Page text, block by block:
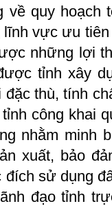
về quy hoạch
lĩnh vực ưu
những lợi
tỉnh xây
đặc thù, tính
công khai
nhằm minh
xuất, bảo
đích sử dụng
đạo tỉnh